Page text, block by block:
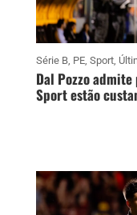
Série B, PE, Sport,
Dal Pozzo
Sport estão